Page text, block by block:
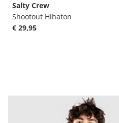
Salty Crew
Shootout Hihaton
€ 29,95